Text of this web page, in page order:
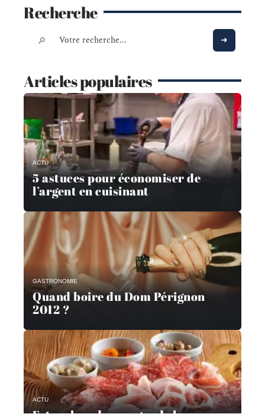
Recherche
Articles populaires
ACTU
5 astuces pour économiser de
l’argent en cuisinant
GASTRONOMIE
Quand boire du Dom Pérignon
2012 ?
ACTU